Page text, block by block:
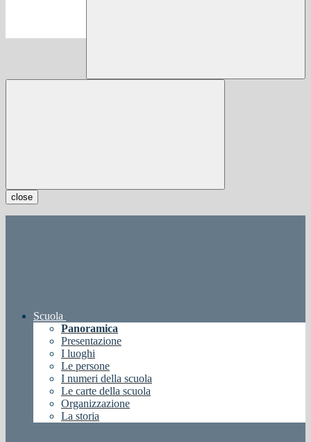
close
Scuola
Panoramica
Presentazione
I luoghi
Le persone
I numeri della scuola
Le carte della scuola
Organizzazione
La storia